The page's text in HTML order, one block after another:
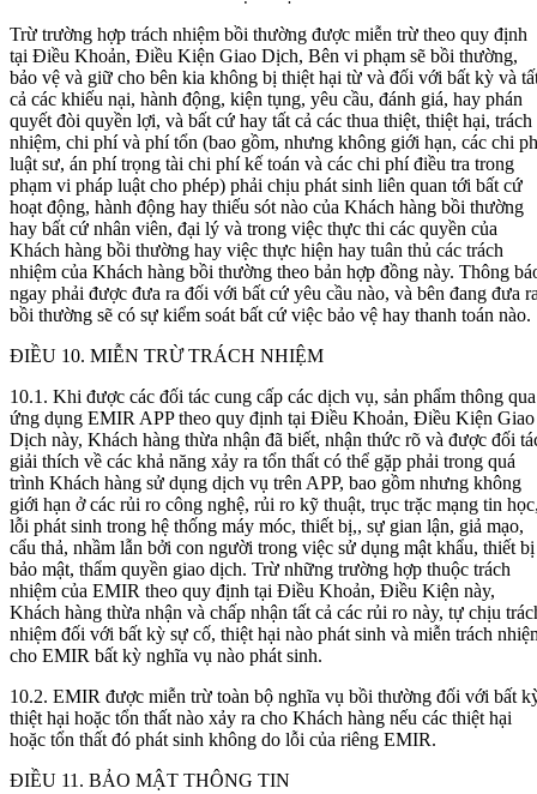
Trừ trường hợp trách nhiệm bồi thường được miễn trừ theo quy định
tại Điều Khoản, Điều Kiện Giao Dịch, Bên vi phạm sẽ bồi thường,
bảo vệ và giữ cho bên kia không bị thiệt hại từ và đối với bất kỳ và
cả các khiếu nại, hành động, kiện tụng, yêu cầu, đánh giá, hay phán
quyết đòi quyền lợi, và bất cứ hay tất cả các thua thiệt, thiệt hại, trách
nhiệm, chi phí và phí tổn (bao gồm, nhưng không giới hạn, các chi
luật sư, án phí trọng tài chi phí kế toán và các chi phí điều tra trong
phạm vi pháp luật cho phép) phải chịu phát sinh liên quan tới bất cứ
hoạt động, hành động hay thiếu sót nào của Khách hàng bồi thường
hay bất cứ nhân viên, đại lý và trong việc thực thi các quyền của
Khách hàng bồi thường hay việc thực hiện hay tuân thủ các trách
nhiệm của Khách hàng bồi thường theo bản hợp đồng này. Thông
ngay phải được đưa ra đối với bất cứ yêu cầu nào, và bên đang đưa
bồi thường sẽ có sự kiểm soát bất cứ việc bảo vệ hay thanh toán nào.
ĐIỀU 10. MIỄN TRỪ TRÁCH NHIỆM
10.1. Khi được các đối tác cung cấp các dịch vụ, sản phẩm thông qua
ứng dụng EMIR APP theo quy định tại Điều Khoản, Điều Kiện Giao
Dịch này, Khách hàng thừa nhận đã biết, nhận thức rõ và được đối
giải thích về các khả năng xảy ra tổn thất có thể gặp phải trong quá
trình Khách hàng sử dụng dịch vụ trên APP, bao gồm nhưng không
giới hạn ở các rủi ro công nghệ, rủi ro kỹ thuật, trục trặc mạng tin
lỗi phát sinh trong hệ thống máy móc, thiết bị,, sự gian lận, giả mạo,
cẩu thả, nhầm lẫn bởi con người trong việc sử dụng mật khẩu, thiết bị
bảo mật, thẩm quyền giao dịch. Trừ những trường hợp thuộc trách
nhiệm của EMIR theo quy định tại Điều Khoản, Điều Kiện này,
Khách hàng thừa nhận và chấp nhận tất cả các rủi ro này, tự chịu
nhiệm đối với bất kỳ sự cố, thiệt hại nào phát sinh và miễn trách
cho EMIR bất kỳ nghĩa vụ nào phát sinh.
10.2. EMIR được miễn trừ toàn bộ nghĩa vụ bồi thường đối với bất
thiệt hại hoặc tổn thất nào xảy ra cho Khách hàng nếu các thiệt hại
hoặc tổn thất đó phát sinh không do lỗi của riêng EMIR.
ĐIỀU 11. BẢO MẬT THÔNG TIN